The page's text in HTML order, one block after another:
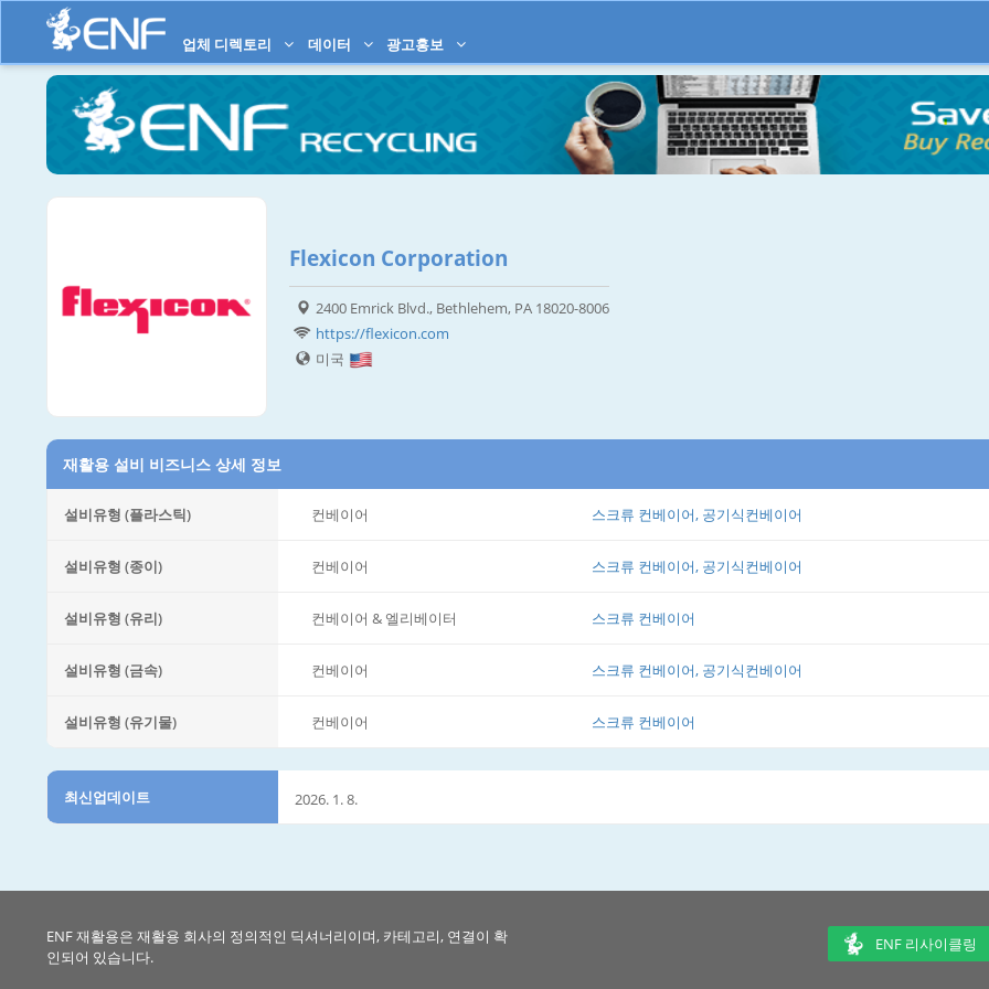
업체 디렉토리 데이터 광고홍보
Flexicon Corporation
2400 Emrick Blvd., Bethlehem, PA 18020-8006
https://flexicon.com
미국
재활용 설비 비즈니스 상세 정보
설비유형 (플라스틱) 컨베이어 스크류 컨베이어, 공기식컨베이어
설비유형 (종이) 컨베이어 스크류 컨베이어, 공기식컨베이어
설비유형 (유리) 컨베이어 & 엘리베이터 스크류 컨베이어
설비유형 (금속) 컨베이어 스크류 컨베이어, 공기식컨베이어
설비유형 (유기물) 컨베이어 스크류 컨베이어
최신업데이트 2026. 1. 8.
ENF 재활용은 재활용 회사의 정의적인 딕셔너리이며, 카테고리, 연결이 확
인되어 있습니다.
ENF 리사이클링